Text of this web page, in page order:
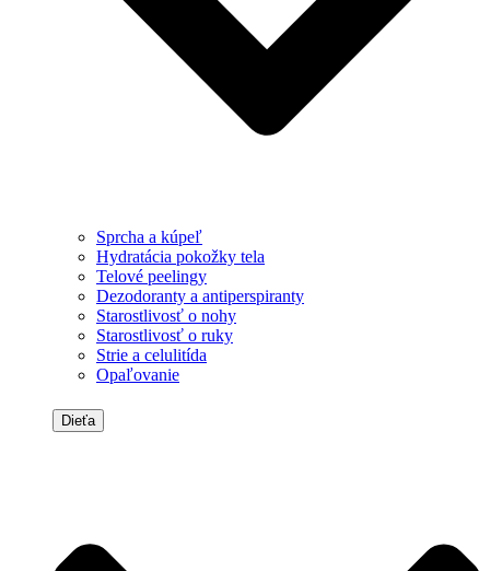
Sprcha a kúpeľ
Hydratácia pokožky tela
Telové peelingy
Dezodoranty a antiperspiranty
Starostlivosť o nohy
Starostlivosť o ruky
Strie a celulitída
Opaľovanie
Dieťa